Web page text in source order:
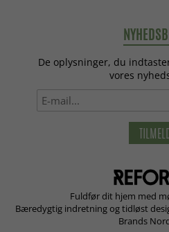
De oplysninger, du
vores
Fuldfør dit hjem med
Bæredygtig indretning og tidløst
Brands